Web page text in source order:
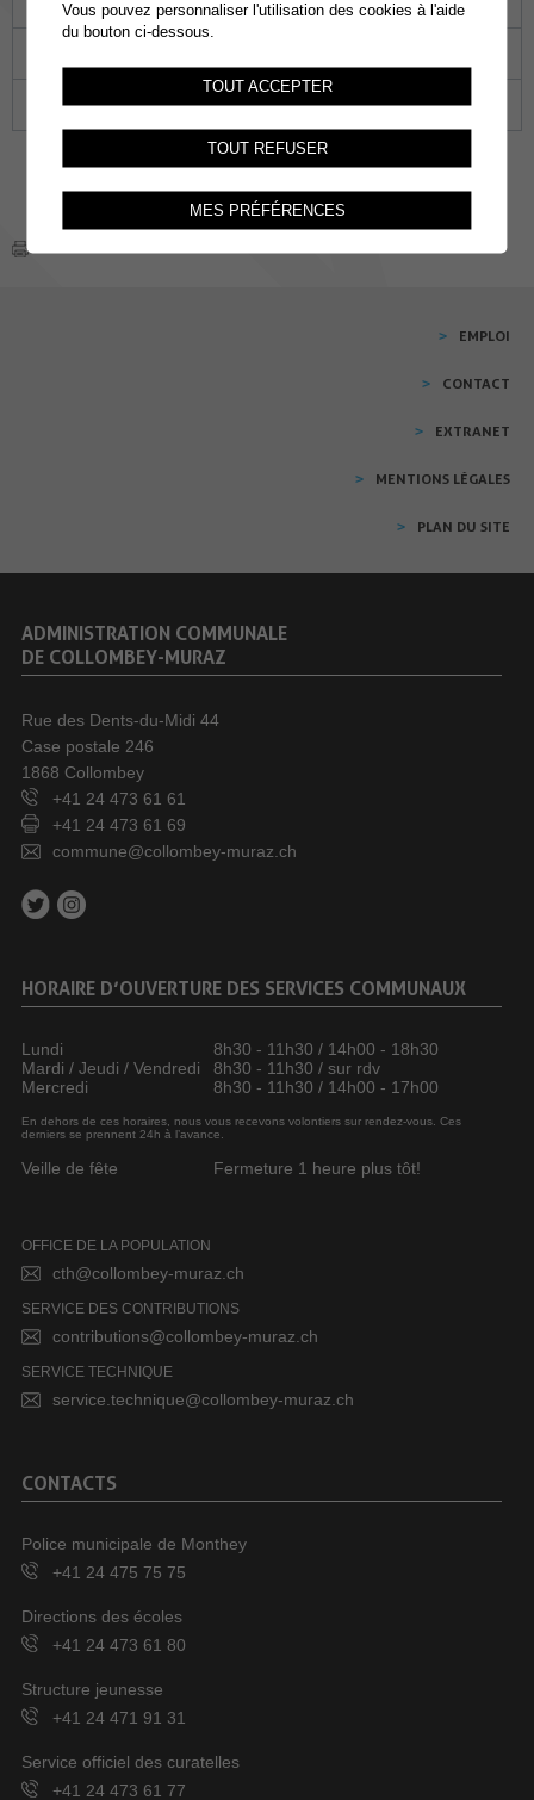
27 28 29 30 31
EMPLOI
CONTACT
EXTRANET
MENTIONS LÉGALES
PLAN DU SITE
ADMINISTRATION COMMUNALE
DE COLLOMBEY-MURAZ
Rue des Dents-du-Midi 44
Case postale 246
1868 Collombey
+41 24 473 61 61
+41 24 473 61 69
commune@collombey-muraz.ch
HORAIRE D’OUVERTURE DES SERVICES COMMUNAUX
Lundi
8h30 - 11h30 / 14h00 - 18h30
Mardi / Jeudi / Vendredi
8h30 - 11h30 / sur rdv
Mercredi
8h30 - 11h30 / 14h00 - 17h00
En dehors de ces horaires, nous vous recevons volontiers sur rendez-vous. Ces
derniers se prennent 24h à l’avance.
Veille de fête Fermeture 1 heure plus tôt!
OFFICE DE LA POPULATION
cth@collombey-muraz.ch
SERVICE DES CONTRIBUTIONS
contributions@collombey-muraz.ch
SERVICE TECHNIQUE
service.technique@collombey-muraz.ch
CONTACTS
Police municipale de Monthey
+41 24 475 75 75
Directions des écoles
+41 24 473 61 80
Structure jeunesse
+41 24 471 91 31
Service officiel des curatelles
+41 24 473 61 77
Vous pouvez personnaliser l'utilisation des cookies à l'aide
du bouton ci-dessous.
TOUT ACCEPTER
TOUT REFUSER
MES PRÉFÉRENCES